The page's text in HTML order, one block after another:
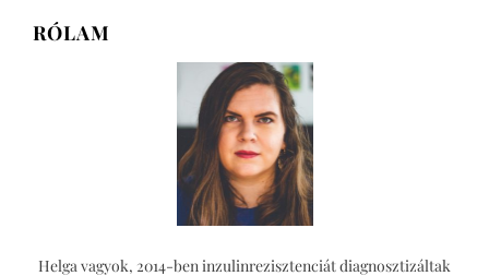
bejegyzéshez
RÓLAM
Helga vagyok, 2014-ben inzulinrezisztenciát diagnosztizáltak